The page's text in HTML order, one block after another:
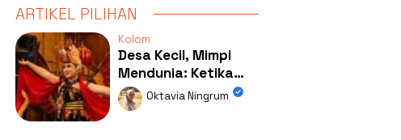
ARTIKEL PILIHAN
Kolom
Desa Kecil, Mimpi
Mendunia: Ketika
Kolaborasi
Mengubah Wajah
Oktavia Ningrum